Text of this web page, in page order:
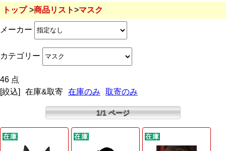
トップ 商品リスト マスク
メーカー
カテゴリー
46 点
[絞込]
在庫&取寄 在庫のみ 取寄のみ
1/1 ページ